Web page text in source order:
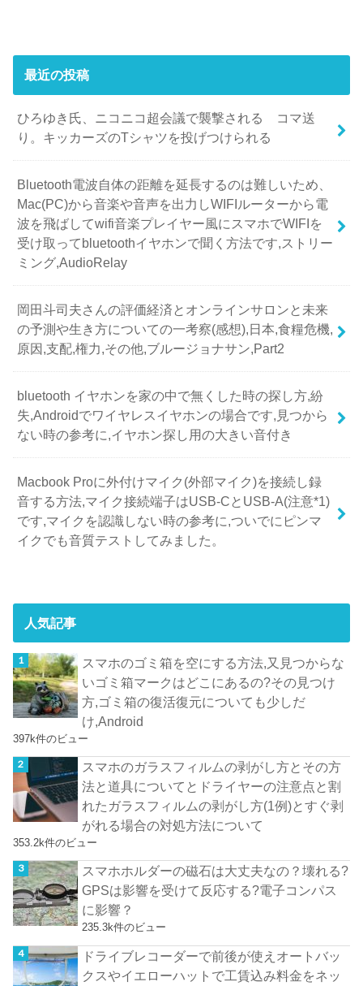
最近の投稿
ひろゆき氏、ニコニコ超会議で襲撃される コマ送
り。キッカーズのTシャツを投げつけられる
Bluetooth電波自体の距離を延長するのは難しいため、
Mac(PC)から音楽や音声を出力しWIFIルーターから電
波を飛ばしてwifi音楽プレイヤー風にスマホでWIFIを
受け取ってbluetoothイヤホンで聞く方法です,ストリー
ミング,AudioRelay
岡田斗司夫さんの評価経済とオンラインサロンと未来
の予測や生き方についての一考察(感想),日本,食糧危機,
原因,支配,権力,その他,ブルージョナサン,Part2
bluetooth イヤホンを家の中で無くした時の探し方,紛
失,Androidでワイヤレスイヤホンの場合です,見つから
ない時の参考に,イヤホン探し用の大きい音付き
Macbook Proに外付けマイク(外部マイク)を接続し録
音する方法,マイク接続端子はUSB-CとUSB-A(注意*1)
です,マイクを認識しない時の参考に,ついでにピンマ
イクでも音質テストしてみました。
人気記事
スマホのゴミ箱を空にする方法,又見つからな
いゴミ箱マークはどこにあるの?その見つけ
方,ゴミ箱の復活復元についても少しだ
け,Android
397k件のビュー
スマホのガラスフィルムの剥がし方とその方
法と道具についてとドライヤーの注意点と割
れたガラスフィルムの剥がし方(1例)とすぐ剥
がれる場合の対処方法について
353.2k件のビュー
スマホホルダーの磁石は大丈夫なの？壊れる?
GPSは影響を受けて反応する?電子コンパス
に影響？
235.3k件のビュー
ドライブレコーダーで前後が使えオートバッ
クスやイエローハットで工賃込み料金をネッ